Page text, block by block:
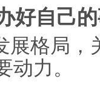
好自己
展格局，
动力。